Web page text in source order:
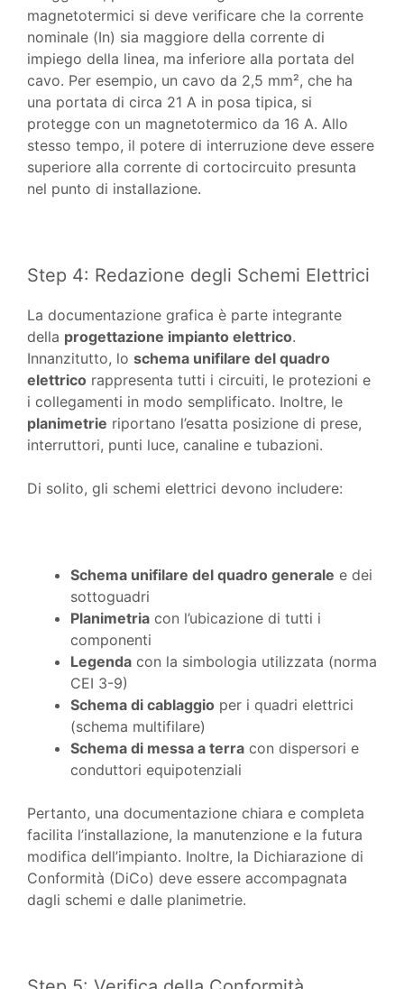
magnetotermici si deve verificare che la corrente
nominale (In) sia maggiore della corrente di
impiego della linea, ma inferiore alla portata del
cavo. Per esempio, un cavo da 2,5 mm², che ha
una portata di circa 21 A in posa tipica, si
protegge con un magnetotermico da 16 A. Allo
stesso tempo, il potere di interruzione deve essere
superiore alla corrente di cortocircuito presunta
nel punto di installazione.
Step 4: Redazione degli Schemi Elettrici
La documentazione grafica è parte integrante
della progettazione impianto elettrico.
Innanzitutto, lo schema unifilare del quadro
elettrico rappresenta tutti i circuiti, le protezioni e
i collegamenti in modo semplificato. Inoltre, le
planimetrie riportano l’esatta posizione di prese,
interruttori, punti luce, canaline e tubazioni.
Di solito, gli schemi elettrici devono includere:
Schema unifilare del quadro generale e dei
sottoguadri
Planimetria con l’ubicazione di tutti i
componenti
Legenda con la simbologia utilizzata (norma
CEI 3-9)
Schema di cablaggio per i quadri elettrici
(schema multifilare)
Schema di messa a terra con dispersori e
conduttori equipotenziali
Pertanto, una documentazione chiara e completa
facilita l’installazione, la manutenzione e la futura
modifica dell’impianto. Inoltre, la Dichiarazione di
Conformità (DiCo) deve essere accompagnata
dagli schemi e dalle planimetrie.